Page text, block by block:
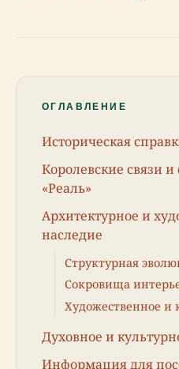
ОГЛАВЛЕНИЕ
Историческая
Королевские связи
«Реаль»
Архитектурное и
наследие
Структурная
Сокровища
Художественное и
Духовное и
Информация для